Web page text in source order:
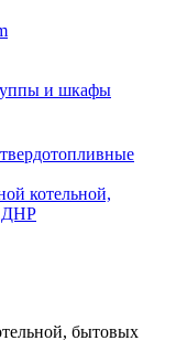
и шкафы
котельной,
бытовых